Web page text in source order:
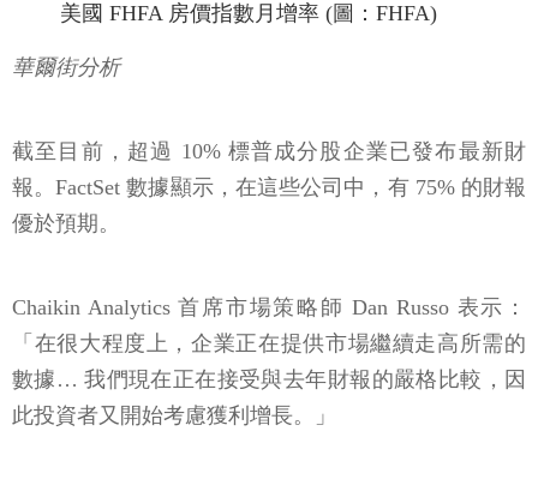
美國 FHFA 房價指數月增率 (圖：FHFA)
華爾街分析
截至目前，超過 10% 標普成分股企業已發布最新財
報。FactSet 數據顯示，在這些公司中，有 75% 的財報
優於預期。
Chaikin Analytics 首席市場策略師 Dan Russo 表示：
「在很大程度上，企業正在提供市場繼續走高所需的
數據… 我們現在正在接受與去年財報的嚴格比較，因
此投資者又開始考慮獲利增長。」